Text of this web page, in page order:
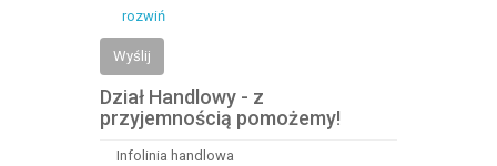
rozwiń
Wyślij
Dział Handlowy - z
przyjemnością pomożemy!
Infolinia handlowa